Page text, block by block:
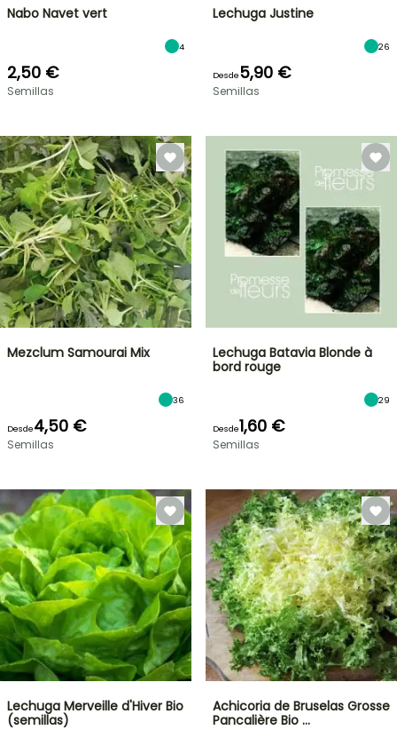
Nabo Navet vert
4
2,50 €
Semillas
Lechuga Justine
26
Desde5,90 €
Semillas
Mezclum Samourai Mix
36
Desde4,50 €
Semillas
Lechuga Batavia Blonde à
bord rouge
29
Desde1,60 €
Semillas
Lechuga Merveille d'Hiver Bio
(semillas)
Achicoria de Bruselas Grosse
Pancalière Bio …